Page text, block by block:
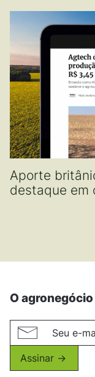
Aporte
destaque em
O
Assinar ->